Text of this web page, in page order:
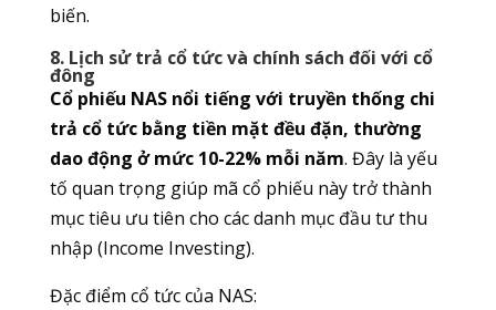
biến.
8. Lịch sử trả cổ tức và chính sách đối với cổ
đông
Cổ phiếu NAS nổi tiếng với truyền thống chi
trả cổ tức bằng tiền mặt đều đặn, thường
dao động ở mức 10-22% mỗi năm. Đây là yếu
tố quan trọng giúp mã cổ phiếu này trở thành
mục tiêu ưu tiên cho các danh mục đầu tư thu
nhập (Income Investing).
Đặc điểm cổ tức của NAS: